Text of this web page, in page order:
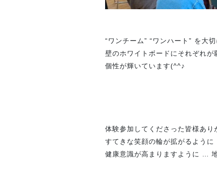
“ワンチーム” “ワンハート” を大
壁のホワイトボードにそれぞれ
個性が輝いています(^^♪
体験参加してくださった皆様あり
すてきな笑顔の輪が拡がるよう
健康意識が高まりますように …